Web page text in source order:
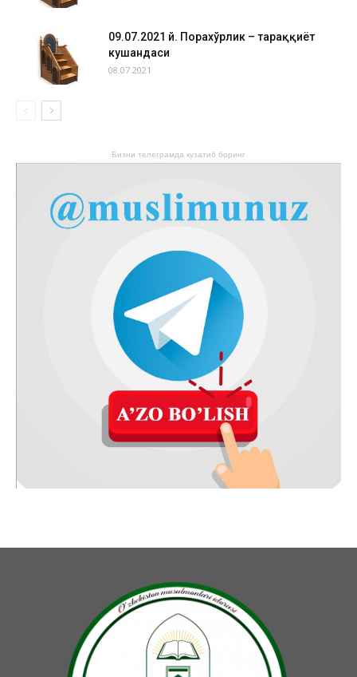
09.07.2021 й. Порахўрлик – тараққиёт
кушандаси
08.07.2021
Бизни телеграмда кузатиб боринг